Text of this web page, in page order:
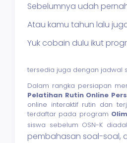
Sebelumnya udah
Atau kamu tahun lalu
Yuk cobain dulu ikut
tersedia juga dengan jadwal
Dalam rangka persiapan
Pelatihan Rutin Online
online interaktif rutin dan
terdaftar pada program
siswa sebelum OSN-K
pembahasan soal-soal,